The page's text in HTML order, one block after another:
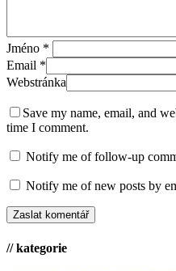
Jméno *
Email *
Webstránka
Save my name, email, and
time I comment.
Notify me of follow-up
Notify me of new posts by
// kategorie